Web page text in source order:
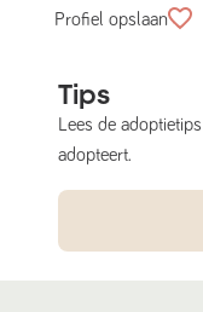
Profiel opslaan
Tips
Lees de
adopteert.